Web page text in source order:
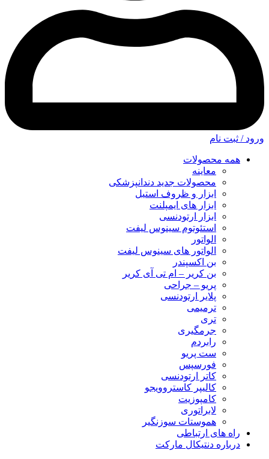
ورود / ثبت نام
همه محصولات
معاینه
محصولات جدید دندانپزشکی
ابزار و ظروف استیل
ابزار های ایمپلنت
ابزار ارتودنسی
استئوتوم سینوس لیفت
الواتور
الواتور های سینوس لیفت
بن اکسپندر
بن کریر – ام تی آی کریر
پریو – جراحی
پلایر ارتودنسی
ترمیمی
تری
جرمگیری
رابردم
ست پریو
فورسپس
کاتر ارتودنسی
کالیپر کاستروویجو
کامپوزیت
لابراتوری
هموستات سوزنگیر
راه های ارتباطی
درباره دنتیکال مارکت